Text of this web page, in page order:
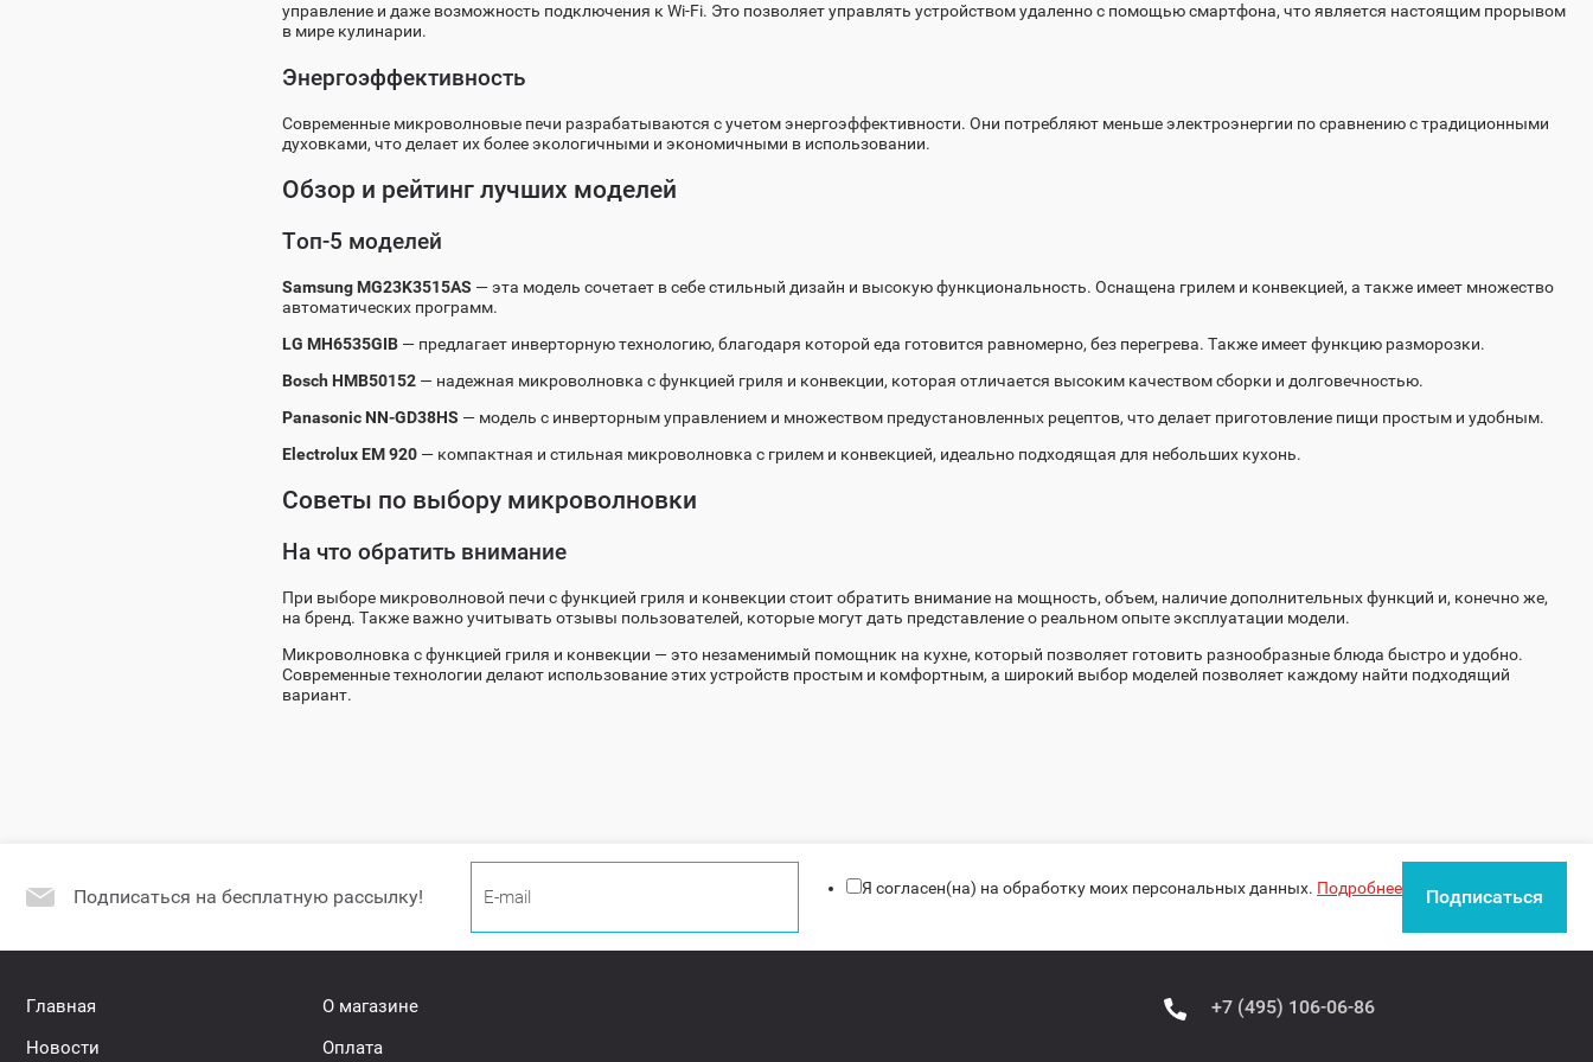
управление и даже возможность подключения к Wi-Fi. Это позволяет управлять устройством удаленно с помощью смартфона, что является настоящим прорывом
в мире кулинарии.
Энергоэффективность
Современные микроволновые печи разрабатываются с учетом энергоэффективности. Они потребляют меньше электроэнергии по сравнению с традиционными
духовками, что делает их более экологичными и экономичными в использовании.
Обзор и рейтинг лучших моделей
Топ-5 моделей
Samsung MG23K3515AS — эта модель сочетает в себе стильный дизайн и высокую функциональность. Оснащена грилем и конвекцией, а также имеет множество
автоматических программ.
LG MH6535GIB — предлагает инверторную технологию, благодаря которой еда готовится равномерно, без перегрева. Также имеет функцию разморозки.
Bosch HMB50152 — надежная микроволновка с функцией гриля и конвекции, которая отличается высоким качеством сборки и долговечностью.
Panasonic NN-GD38HS — модель с инверторным управлением и множеством предустановленных рецептов, что делает приготовление пищи простым и удобным.
Electrolux EM 920 — компактная и стильная микроволновка с грилем и конвекцией, идеально подходящая для небольших кухонь.
Советы по выбору микроволновки
На что обратить внимание
При выборе микроволновой печи с функцией гриля и конвекции стоит обратить внимание на мощность, объем, наличие дополнительных функций и, конечно же,
на бренд. Также важно учитывать отзывы пользователей, которые могут дать представление о реальном опыте эксплуатации модели.
Микроволновка с функцией гриля и конвекции — это незаменимый помощник на кухне, который позволяет готовить разнообразные блюда быстро и удобно.
Современные технологии делают использование этих устройств простым и комфортным, а широкий выбор моделей позволяет каждому найти подходящий
вариант.
Подписаться на бесплатную рассылку! Я согласен(на) на обработку моих персональных данных. Подробнее Подписаться
Главная
О магазине
Новости
Оплата
+7 (495) 106-06-86